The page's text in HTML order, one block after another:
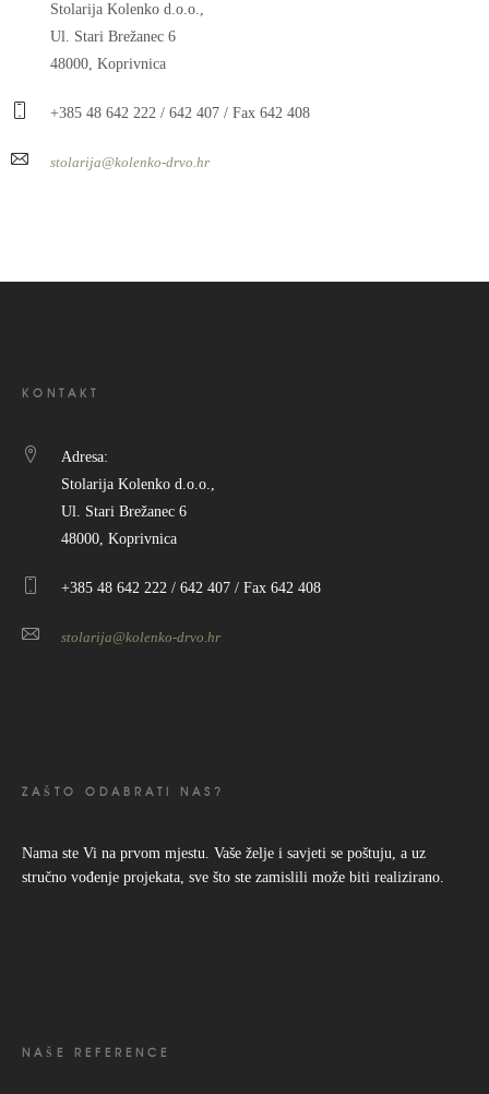
Stolarija Kolenko d.o.o.,
Ul. Stari Brežanec 6
48000, Koprivnica
+385 48 642 222 / 642 407 / Fax 642 408
stolarija@kolenko-drvo.hr
KONTAKT
Adresa:
Stolarija Kolenko d.o.o.,
Ul. Stari Brežanec 6
48000, Koprivnica
+385 48 642 222 / 642 407 / Fax 642 408
stolarija@kolenko-drvo.hr
ZAŠTO ODABRATI NAS?
Nama ste Vi na prvom mjestu. Vaše želje i savjeti se poštuju, a uz
stručno vođenje projekata, sve što ste zamislili može biti realizirano.
NAŠE REFERENCE